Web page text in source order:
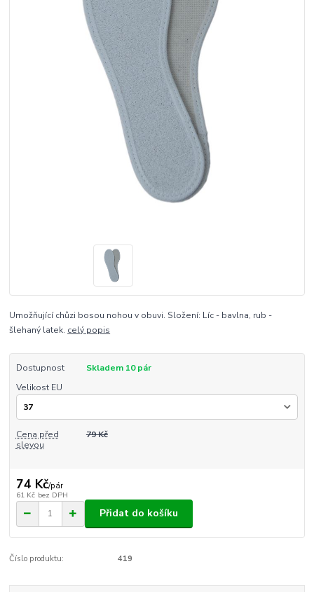
Umožňující chůzi bosou nohou v obuvi. Složení: Líc - bavlna, rub -
šlehaný latek. celý popis
Dostupnost
Skladem 10 pár
Velikost EU
Cena před
slevou
79 Kč
74 Kč/pár
61 Kč bez DPH
Přidat do košíku
Číslo produktu: 419